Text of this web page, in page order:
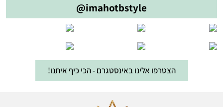
@imahotbstyle
הצטרפו אלינו באינסטגרם - הכי כיף איתנו!